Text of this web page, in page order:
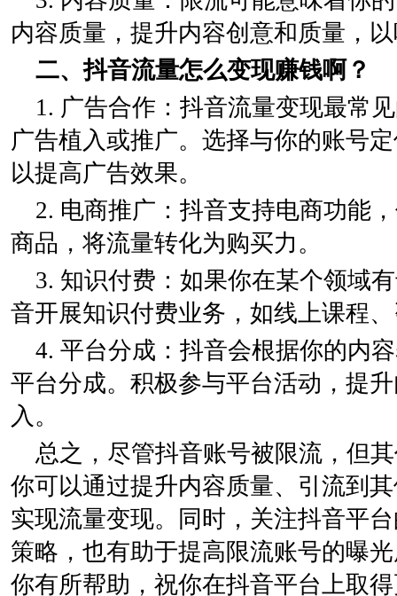
内容质量，提升内容创意和质量，
二、抖音流量怎么变现赚钱啊？
1. 广告合作：抖音流量变现最常
广告植入或推广。选择与你的账号
以提高广告效果。
2. 电商推广：抖音支持电商功能
商品，将流量转化为购买力。
3. 知识付费：如果你在某个领域
音开展知识付费业务，如线上课程
4. 平台分成：抖音会根据你的内
平台分成。积极参与平台活动，提
入。
总之，尽管抖音账号被限流，但
你可以通过提升内容质量、引流到
实现流量变现。同时，关注抖音平
策略，也有助于提高限流账号的曝
你有所帮助，祝你在抖音平台上取